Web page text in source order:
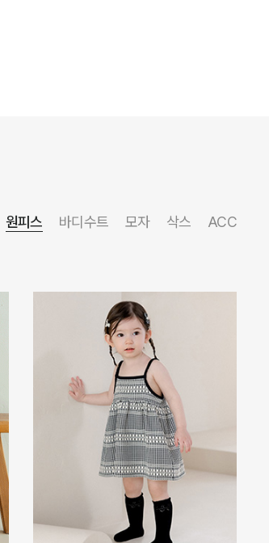
원피스 바디수트 모자 삭스 ACC